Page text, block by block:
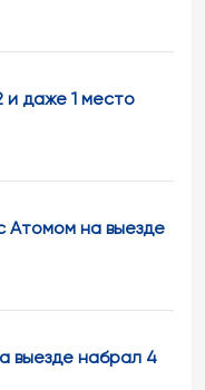
даже 1 место
Атомом на выезде
выезде набрал 4